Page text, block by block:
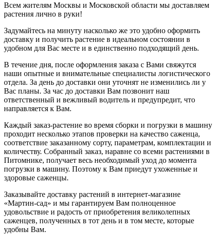
Всем жителям Москвы и Московской области мы доставляем
растения лично в руки!
Задумайтесь на минуту насколько же это удобно оформить
доставку и получить растение в идеальном состоянии в
удобном для Вас месте и в единственно подходящий день.
В течение дня, после оформления заказа с Вами свяжутся
наши опытные и внимательные специалисты логистического
отдела. За день до доставки они уточнят не изменились ли у
Вас планы. За час до доставки Вам позвонит наш
ответственный и вежливый водитель и предупредит, что
направляется к Вам.
Каждый заказ-растение во время сборки и погрузки в машину
проходит несколько этапов проверки на качество саженца,
соответствие заказанному сорту, параметрам, комплектации и
количеству. Собранный заказ, наравне со всеми растениями в
Питомнике, получает весь необходимый уход до момента
погрузки в машину. Поэтому к Вам приедут ухоженные и
здоровые саженцы.
Заказывайте доставку растений в интернет-магазине
«Мартин-сад» и мы гарантируем Вам полноценное
удовольствие и радость от приобретения великолепных
саженцев, полученных в тот день и в том месте, которые
удобны Вам.